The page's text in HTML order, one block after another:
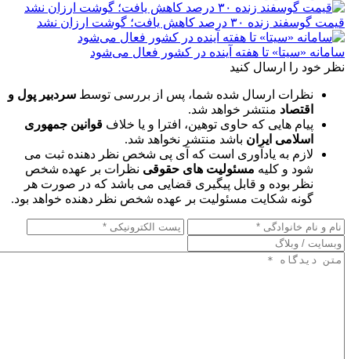
قیمت گوسفند زنده ۳۰ درصد کاهش یافت؛ گوشت ارزان نشد
سامانه «سیتا» تا هفته آینده در کشور فعال می‌شود
نظر خود را ارسال کنید
نظرات ارسال شده شما، پس از بررسی توسط سردبیر پول و
اقتصاد منتشر خواهد شد.
پیام هایی که حاوی توهین، افترا و یا خلاف قوانین جمهوری
اسلامی ایران باشد منتشر نخواهد شد.
لازم به یادآوری است که آی پی شخص نظر دهنده ثبت می
شود و کلیه مسئولیت های حقوقی نظرات بر عهده شخص
نظر بوده و قابل پیگیری قضایی می باشد که در صورت هر
گونه شکایت مسئولیت بر عهده شخص نظر دهنده خواهد بود.